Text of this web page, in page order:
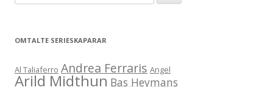
etter:
OMTALTE SERIESKAPARAR
Al Taliaferro Andrea Ferraris Angel
Arild Midthun Bas Heymans